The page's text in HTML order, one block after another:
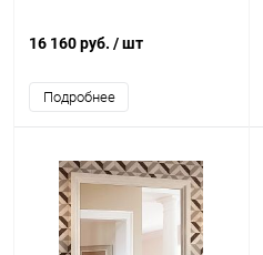
16 160 руб. / шт
Подробнее